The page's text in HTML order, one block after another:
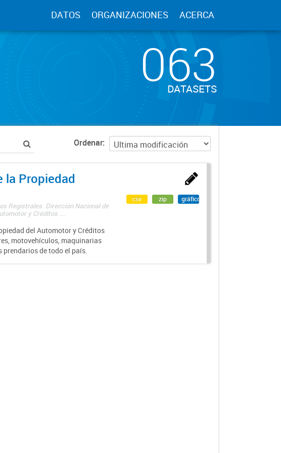
DATOS ORGANIZACIONES ACERCA
063
DATASETS
Ordenar
la Propiedad
Registrales. Dirección Nacional de
y Créditos ...
del Automotor y Créditos
motovehículos, maquinarias
de todo el país.
csv zip gráfico